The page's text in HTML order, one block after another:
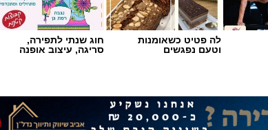
לה פטיט כשאומנות
וטעם נפגשים
חוג שנתי לתפירה,
סריגה, עיצוב אופנה